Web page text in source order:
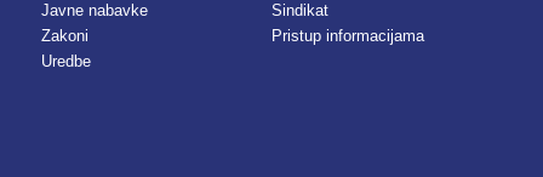
Javne nabavke
Zakoni
Uredbe
Sindikat
Pristup informacijama